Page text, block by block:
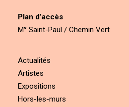
Plan d’accès
M° Saint-Paul / Chemin Vert
Actualités
Artistes
Expositions
Hors-les-murs